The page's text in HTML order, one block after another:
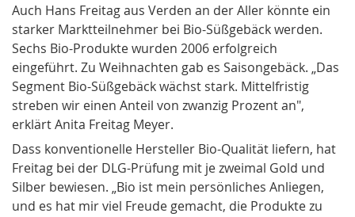
Auch Hans Freitag aus Verden an der Aller könnte ein
starker Marktteilnehmer bei Bio-Süßgebäck werden.
Sechs Bio-Produkte wurden 2006 erfolgreich
eingeführt. Zu Weihnachten gab es Saisongebäck. „Das
Segment Bio-Süßgebäck wächst stark. Mittelfristig
streben wir einen Anteil von zwanzig Prozent an",
erklärt Anita Freitag Meyer.
Dass konventionelle Hersteller Bio-Qualität liefern, hat
Freitag bei der DLG-Prüfung mit je zweimal Gold und
Silber bewiesen. „Bio ist mein persönliches Anliegen,
und es hat mir viel Freude gemacht, die Produkte zu